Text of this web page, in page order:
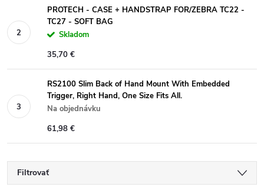
PROTECH - CASE + HANDSTRAP FOR/ZEBRA TC22 -
TC27 - SOFT BAG
Skladom
35,70 €
RS2100 Slim Back of Hand Mount With Embedded
Trigger, Right Hand, One Size Fits All.
Na objednávku
61,98 €
Filtrovať